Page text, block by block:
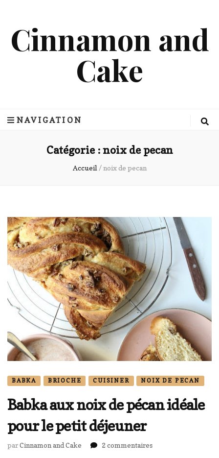
Cinnamon and
Cake
NAVIGATION
Catégorie :noix de pecan
Accueil / noix de pecan
BABKA BRIOCHE CUISINER NOIX DE PECAN
Babka aux noix de pécan idéale
pour le petit déjeuner
parCinnamon and Cake 2 commentairessur